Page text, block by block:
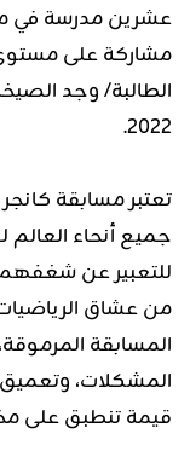
مشاركة على مستوى
الطالبة/ وجد
2022.
تعتبر مسابقة
جميع أنحاء
للتعبير عن
من عشاق
المسابقة
المشكلات،
قيمة تنطبق على